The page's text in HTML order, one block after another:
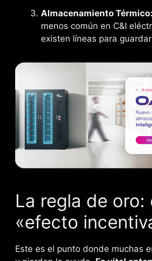
Almacenamiento Térmico:
menos común en C&I
existen líneas para
La regla de oro:
«efecto
Este es el punto donde muchas